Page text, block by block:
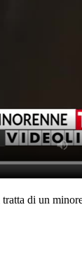
di un